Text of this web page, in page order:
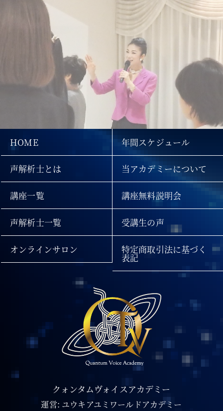
HOME 年間スケジュール
声解析士とは 当アカデミーについて
講座一覧 講座無料説明会
声解析士一覧 受講生の声
オンラインサロン 特定商取引法に基づく
表記
クォンタムヴォイスアカデミー
運営: ユウキアユミワールドアカデミー